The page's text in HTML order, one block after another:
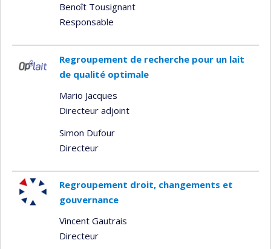
Benoît Tousignant
Responsable
Regroupement de recherche pour un lait
de qualité optimale
Mario Jacques
Directeur adjoint
Simon Dufour
Directeur
Regroupement droit, changements et
gouvernance
Vincent Gautrais
Directeur